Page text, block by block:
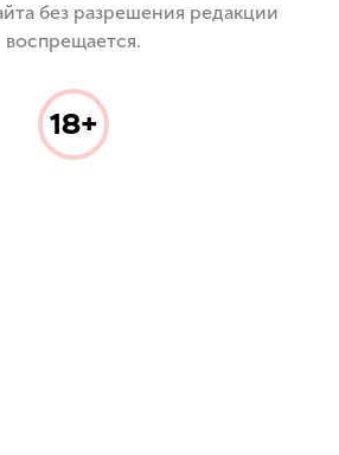
без разрешения редакции
воспрещается.
18+